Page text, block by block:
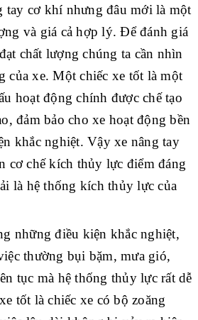
tay cơ khí nhưng đâu mới là một
và giá cả hợp lý. Để đánh giá
chất lượng chúng ta cần nhìn
của xe. Một chiếc xe tốt là một
hoạt động chính được chế tạo
đảm bảo cho xe hoạt động bền
khắc nghiệt. Vậy xe nâng tay
cơ chế kích thủy lực điểm đáng
là hệ thống kích thủy lực của
những điều kiện khắc nghiệt,
thường bụi bặm, mưa gió,
tục mà hệ thống thủy lực rất dễ
tốt là chiếc xe có bộ zoăng